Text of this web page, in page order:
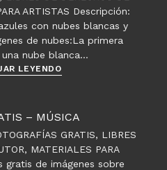
Nubes
suaves
al
atardecer
ARTISTAS Descripción:
con nubes blancas y
de nubes:La primera
nube blanca…
LEYENDOFotos
Cielos
Nubes
blancas
– MÚSICA
GRATIS, LIBRES
MATERIALES PARA
gratis de imágenes sobre